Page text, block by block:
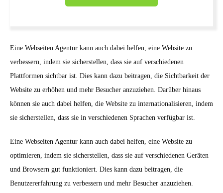
Eine Webseiten Agentur kann auch dabei helfen, eine Website zu
verbessern, indem sie sicherstellen, dass sie auf verschiedenen
Plattformen sichtbar ist. Dies kann dazu beitragen, die Sichtbarkeit der
Website zu erhöhen und mehr Besucher anzuziehen. Darüber hinaus
können sie auch dabei helfen, die Website zu internationalisieren, indem
sie sicherstellen, dass sie in verschiedenen Sprachen verfügbar ist.
Eine Webseiten Agentur kann auch dabei helfen, eine Website zu
optimieren, indem sie sicherstellen, dass sie auf verschiedenen Geräten
und Browsern gut funktioniert. Dies kann dazu beitragen, die
Benutzererfahrung zu verbessern und mehr Besucher anzuziehen.